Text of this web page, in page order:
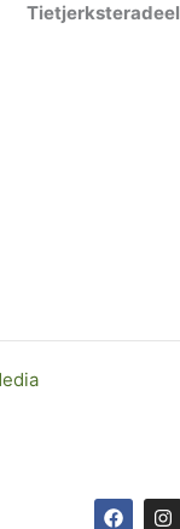
Tietjerksteradeel
F
I